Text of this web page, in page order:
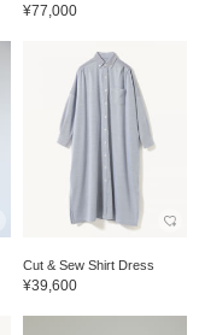
¥77,000
Cut & Sew Shirt Dress
¥39,600